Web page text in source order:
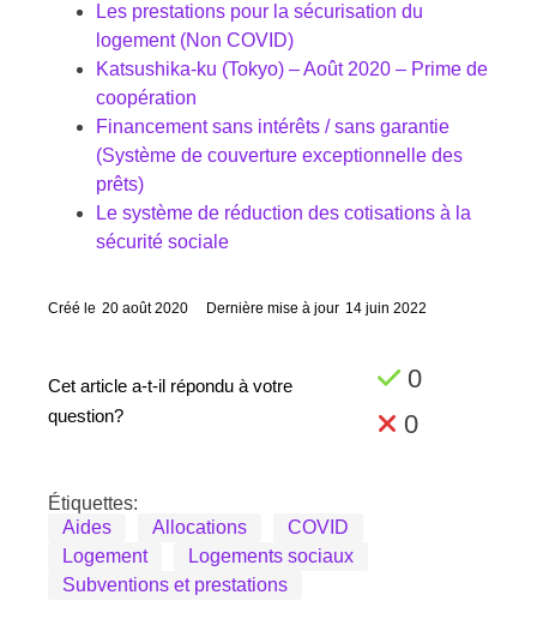
Les prestations pour la sécurisation du
logement (Non COVID)
Katsushika-ku (Tokyo) – Août 2020 – Prime de
coopération
Financement sans intérêts / sans garantie
(Système de couverture exceptionnelle des
prêts)
Le système de réduction des cotisations à la
sécurité sociale
Créé le 20 août 2020 Dernière mise à jour 14 juin 2022
Cet article a-t-il répondu à votre
question?
0
0
Étiquettes:
Aides
Allocations
COVID
Logement
Logements sociaux
Subventions et prestations